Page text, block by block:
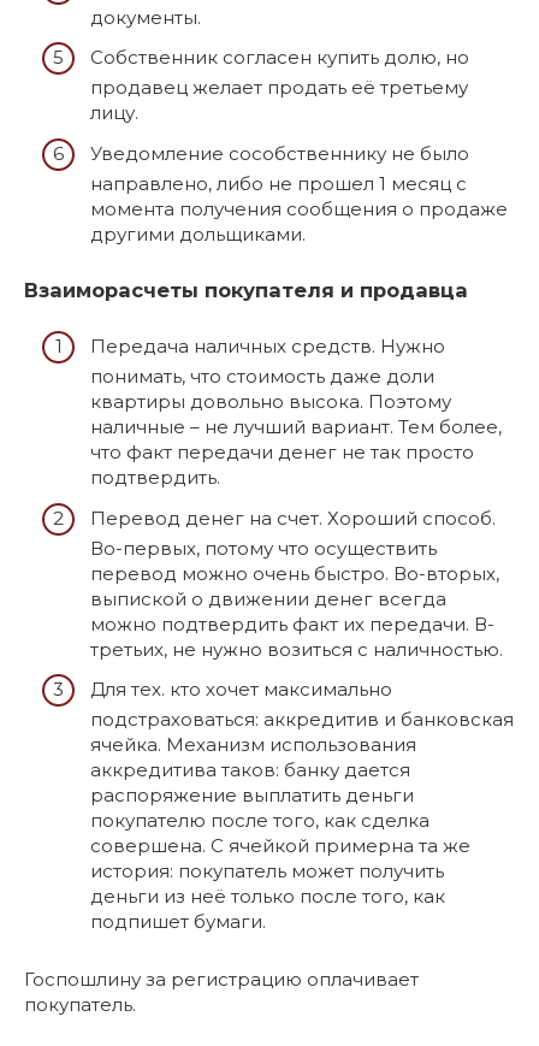
документы.
Собственник согласен купить долю, но
продавец желает продать её третьему
лицу.
Уведомление сособственнику не было
направлено, либо не прошел 1 месяц с
момента получения сообщения о продаже
другими дольщиками.
Взаиморасчеты покупателя и продавца
Передача наличных средств. Нужно
понимать, что стоимость даже доли
квартиры довольно высока. Поэтому
наличные – не лучший вариант. Тем более,
что факт передачи денег не так просто
подтвердить.
Перевод денег на счет. Хороший способ.
Во-первых, потому что осуществить
перевод можно очень быстро. Во-вторых,
выпиской о движении денег всегда
можно подтвердить факт их передачи. В-
третьих, не нужно возиться с наличностью.
Для тех. кто хочет максимально
подстраховаться: аккредитив и банковская
ячейка. Механизм использования
аккредитива таков: банку дается
распоряжение выплатить деньги
покупателю после того, как сделка
совершена. С ячейкой примерна та же
история: покупатель может получить
деньги из неё только после того, как
подпишет бумаги.
Госпошлину за регистрацию оплачивает
покупатель.